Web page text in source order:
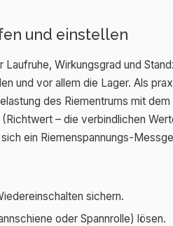
und einstellen
Wirkungsgrad und
und vor allem die Lager. Als
des Riementrums mit
– die verbindlichen
ein Riemenspannungs-
sichern.
oder Spannrolle) lösen.